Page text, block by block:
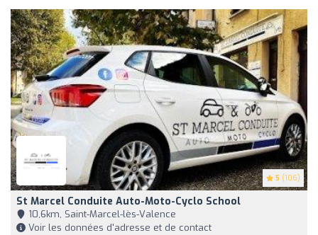
5 (106)
St Marcel Conduite Auto-Moto-Cyclo School
10,6km, Saint-Marcel-lès-Valence
Voir les données d'adresse et de contact